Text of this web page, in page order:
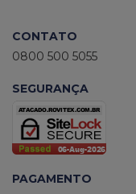
CONTATO
0800 500 5055
SEGURANÇA
PAGAMENTO